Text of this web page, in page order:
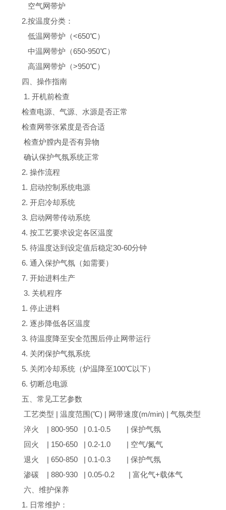
空气网带炉
2.按温度分类：
低温网带炉（<650℃）
中温网带炉（650-950℃）
高温网带炉（>950℃）
四、操作指南
1. 开机前检查
检查电源、气源、水源是否正常
检查网带张紧度是否合适
检查炉膛内是否有异物
确认保护气氛系统正常
2. 操作流程
1. 启动控制系统电源
2. 开启冷却系统
3. 启动网带传动系统
4. 按工艺要求设定各区温度
5. 待温度达到设定值后稳定30-60分钟
6. 通入保护气氛（如需要）
7. 开始进料生产
3. 关机程序
1. 停止进料
2. 逐步降低各区温度
3. 待温度降至安全范围后停止网带运行
4. 关闭保护气氛系统
5. 关闭冷却系统（炉温降至100℃以下）
6. 切断总电源
五、常见工艺参数
工艺类型 | 温度范围(℃) | 网带速度(m/min) | 气氛类型
淬火 | 800-950 | 0.1-0.5 | 保护气氛
回火 | 150-650 | 0.2-1.0 | 空气/氮气
退火 | 650-850 | 0.1-0.3 | 保护气氛
渗碳 | 880-930 | 0.05-0.2 | 富化气+载体气
六、维护保养
1. 日常维护：